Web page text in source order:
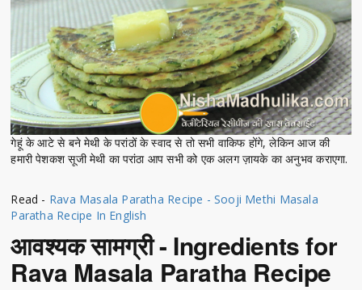
गेहूं के आटे से बने मेथी के परांठों के स्वाद से तो सभी वाकिफ होंगे, लेकिन आज की
हमारी पेशकश सूजी मेथी का परांठा आप सभी को एक अलग ज़ायके का अनुभव कराएगा.
Read - Rava Masala Paratha Recipe - Sooji Methi Masala
Paratha Recipe In English
आवश्यक सामग्री - Ingredients for
Rava Masala Paratha Recipe